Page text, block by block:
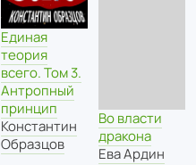
Единая
теория
всего. Том 3.
Антропный
принцип
Константин
Образцов
Во власти
дракона
Ева Ардин